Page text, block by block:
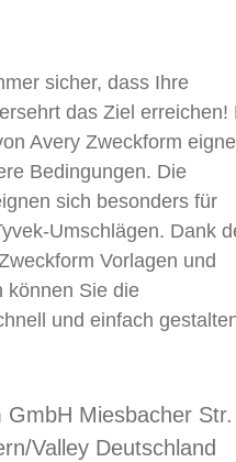
sicher, dass Ihre
das Ziel erreichen!
Avery Zweckform
Bedingungen. Die
sich besonders für
Umschlägen. Dank
Vorlagen und
können Sie die
und einfach
GmbH Miesbacher
Valley Deutschland